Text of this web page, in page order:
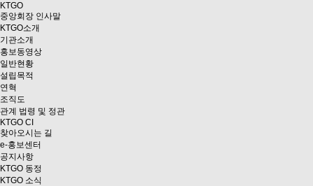
KTGO
중앙회장 인사말
KTGO소개
기관소개
홍보동영상
일반현황
설립목적
연혁
조직도
관계 법령 및 정관
KTGO CI
찾아오시는 길
e-홍보센터
공지사항
KTGO 동정
KTGO 소식